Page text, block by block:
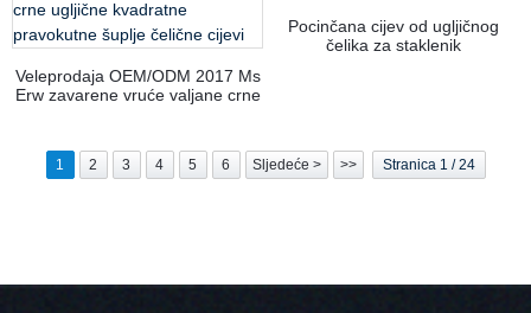
Veleprodaja OEM/ODM 2017 Ms
Erw zavarene vruće valjane crne
Pocinčana cijev od ugljičnog
čelika za staklenik
1 2 3 4 5 6 Sljedeće > >> Stranica 1 / 24